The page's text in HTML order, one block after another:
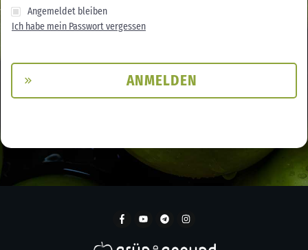
Angemeldet bleiben
Ich habe mein Passwort vergessen
ANMELDEN